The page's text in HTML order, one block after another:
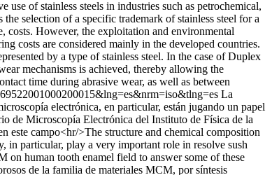
use of stainless steels in industries such as petrochemical,
selection of a specific trademark of stainless steel for a
costs. However, the exploitation and environmental
costs are considered mainly in the developed countries.
by a type of stainless steel. In the case of Duplex
mechanisms is achieved, thereby allowing the
time during abrasive wear, as well as between
La
electrónica, en particular, están jugando un papel
de Microscopía Electrónica del Instituto de Física de la
este campo<hr/>The structure and chemical composition
in particular, play a very important role in resolve sush
human tooth enamel field to answer some of these
de la familia de materiales MCM, por síntesis